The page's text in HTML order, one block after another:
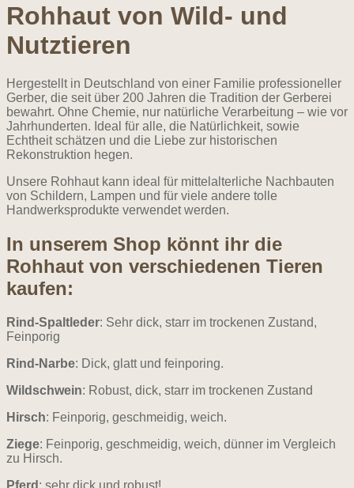
Rohhaut von Wild- und
Nutztieren
Hergestellt in Deutschland von einer Familie professioneller
Gerber, die seit über 200 Jahren die Tradition der Gerberei
bewahrt. Ohne Chemie, nur natürliche Verarbeitung – wie vor
Jahrhunderten. Ideal für alle, die Natürlichkeit, sowie
Echtheit schätzen und die Liebe zur historischen
Rekonstruktion hegen.
Unsere Rohhaut kann ideal für mittelalterliche Nachbauten
von Schildern, Lampen und für viele andere tolle
Handwerksprodukte verwendet werden.
In unserem Shop könnt ihr die
Rohhaut von verschiedenen Tieren
kaufen:
Rind-Spaltleder: Sehr dick, starr im trockenen Zustand,
Feinporig
Rind-Narbe: Dick, glatt und feinporing.
Wildschwein: Robust, dick, starr im trockenen Zustand
Hirsch: Feinporig, geschmeidig, weich.
Ziege: Feinporig, geschmeidig, weich, dünner im Vergleich
zu Hirsch.
Pferd : sehr dick und robust!